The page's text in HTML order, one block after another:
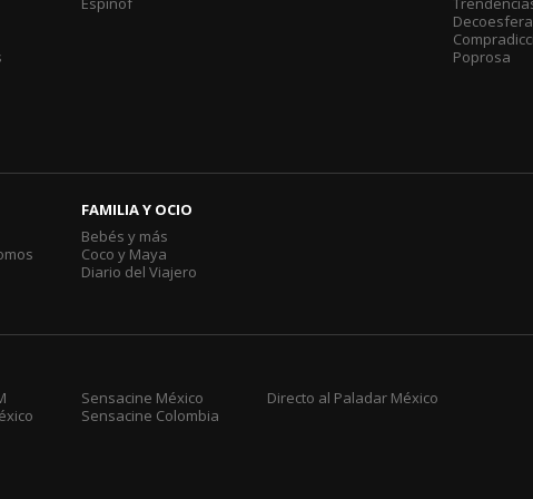
Decoesfera
Poprosa
FAMILIA Y OCIO
Bebés y más
Coco y Maya
Diario del Viajero
Sensacine México
Sensacine Colombia
Directo al Paladar México